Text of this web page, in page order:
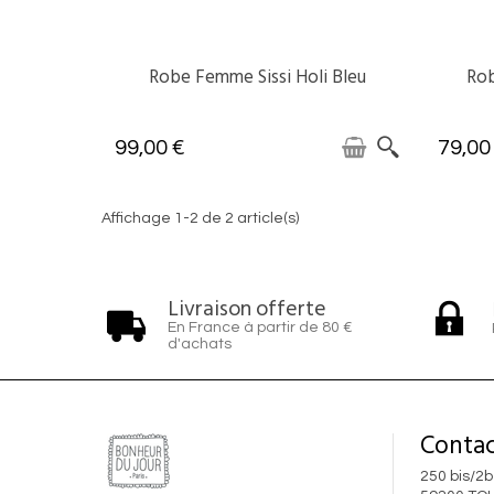
DISPONIBLE
Robe Femme Sissi Holi Bleu
99,00 € 79,00
Affichage 1-2 de 2 article(s)
Livraison offerte
En France à partir de 80 €
d'achats
250 bis/